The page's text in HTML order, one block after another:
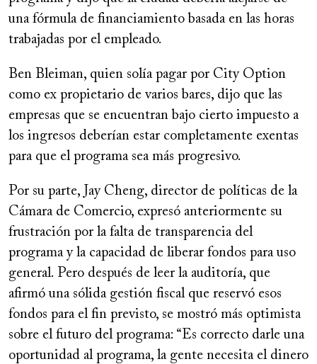
una fórmula de financiamiento basada en las horas
trabajadas por el empleado.
Ben Bleiman, quien solía pagar por City Option
como ex propietario de varios bares, dijo que las
empresas que se encuentran bajo cierto impuesto a
los ingresos deberían estar completamente exentas
para que el programa sea más progresivo.
Por su parte, Jay Cheng, director de políticas de la
Cámara de Comercio, expresó anteriormente su
frustración por la falta de transparencia del
programa y la capacidad de liberar fondos para uso
general. Pero después de leer la auditoría, que
afirmó una sólida gestión fiscal que reservó esos
fondos para el fin previsto, se mostró más optimista
sobre el futuro del programa: “Es correcto darle una
oportunidad al programa, la gente necesita el dinero